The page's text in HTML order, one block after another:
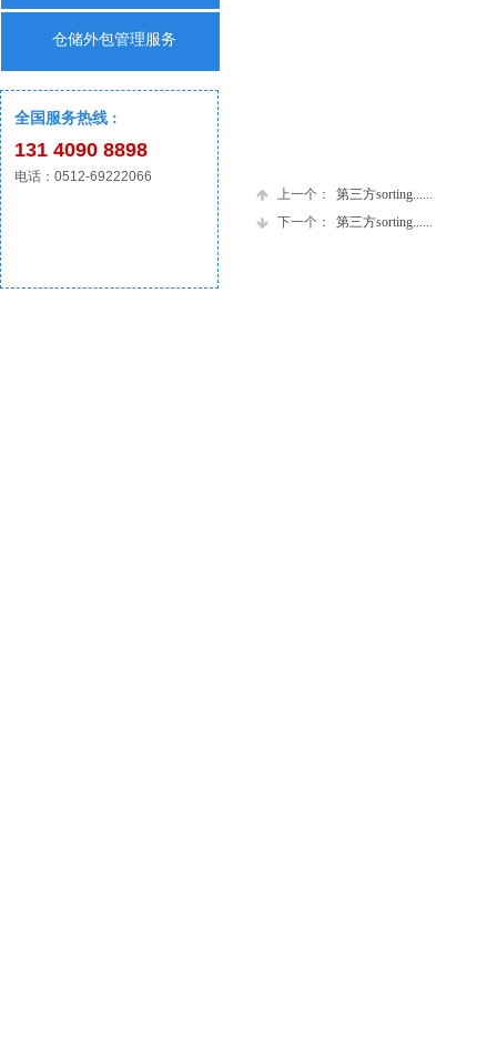
仓储外包管理服务
上一个：
第三方sorting......
下一个：
第三方sorting......
全国服务热线 :
131 4090 8898
电话：0512-69222066